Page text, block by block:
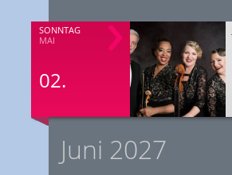
SONNTAG
MAI
02.
Juni 2027